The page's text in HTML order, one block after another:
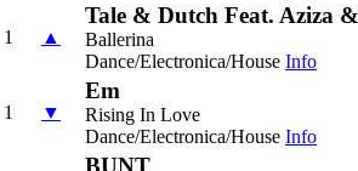
1 ▲
Tale & Dutch Feat. Aziza
Ballerina
Dance/Electronica/House Info
1 ▼
Em
Rising In Love
Dance/Electronica/House Info
BUNT